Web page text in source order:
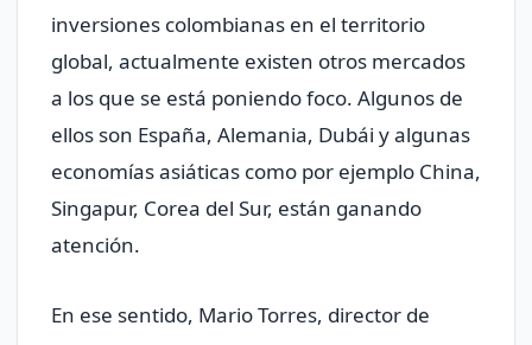
inversiones colombianas en el territorio
global, actualmente existen otros mercados
a los que se está poniendo foco. Algunos de
ellos son España, Alemania, Dubái y algunas
economías asiáticas como por ejemplo China,
Singapur, Corea del Sur, están ganando
atención.
En ese sentido, Mario Torres, director de